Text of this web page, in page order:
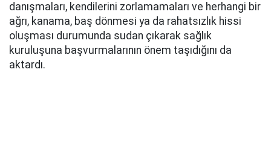
danışmaları, kendilerini zorlamamaları ve herhangi bir
ağrı, kanama, baş dönmesi ya da rahatsızlık hissi
oluşması durumunda sudan çıkarak sağlık
kuruluşuna başvurmalarının önem taşıdığını da
aktardı.